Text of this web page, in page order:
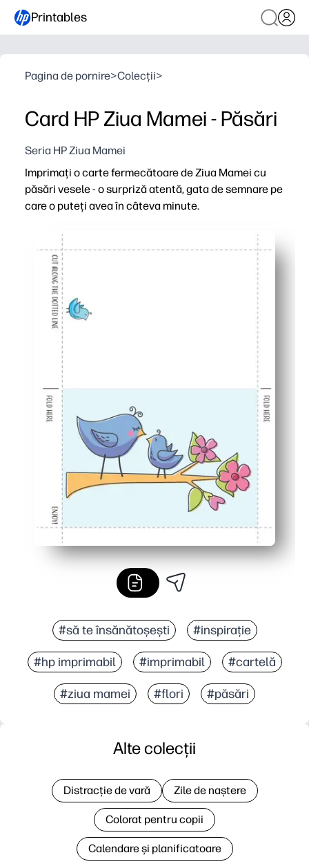
Printables
Pagina de pornire>Colecții>
Card HP Ziua Mamei - Păsări
Seria HP Ziua Mamei
Imprimați o carte fermecătoare de Ziua Mamei cu
păsări vesele - o surpriză atentă, gata de semnare pe
care o puteți avea în câteva minute.
Imprimați, pliați și semnați în câteva minute - nu este
Potrivit pentru copii, cu interior spațios pentru
Arată lustruit pe hârtie simplă sau carton -
Perfect pentru mame, bunici și îngrijitori - imprimați
#să te însănătoșești #inspirație
#hp imprimabil #imprimabil #cartelă
#ziua mamei #flori #păsări
Alte colecții
Distracție de vară Zile de naștere
Colorat pentru copii
Calendare și planificatoare